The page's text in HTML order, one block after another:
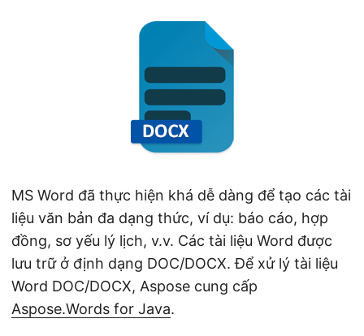
MS Word đã thực hiện khá dễ dàng để tạo các tài
liệu văn bản đa dạng thức, ví dụ: báo cáo, hợp
đồng, sơ yếu lý lịch, v.v. Các tài liệu Word được
lưu trữ ở định dạng DOC/DOCX. Để xử lý tài liệu
Word DOC/DOCX, Aspose cung cấp
Aspose.Words for Java.